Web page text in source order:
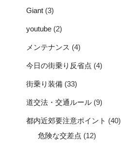
Giant (3)
youtube (2)
メンテナンス (4)
今日の街乗り反省点 (4)
街乗り装備 (33)
道交法・交通ルール (9)
都内近郊要注意ポイント (40)
危険な交差点 (12)